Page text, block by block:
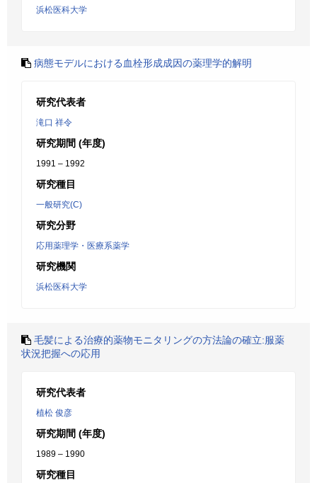
浜松医科大学
病態モデルにおける血栓形成成因の薬理学的解明
研究代表者
滝口 祥令
研究期間 (年度)
1991 – 1992
研究種目
一般研究(C)
研究分野
応用薬理学・医療系薬学
研究機関
浜松医科大学
毛髪による治療的薬物モニタリングの方法論の確立:服薬
状況把握への応用
研究代表者
植松 俊彦
研究期間 (年度)
1989 – 1990
研究種目